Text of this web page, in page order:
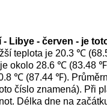
Libye - červen - je
teplota je 20.3 ℃
okolo 28.6 ℃ (83.48
℃ (87.44 ℉).
číslo znamená). Při
Délka dne na